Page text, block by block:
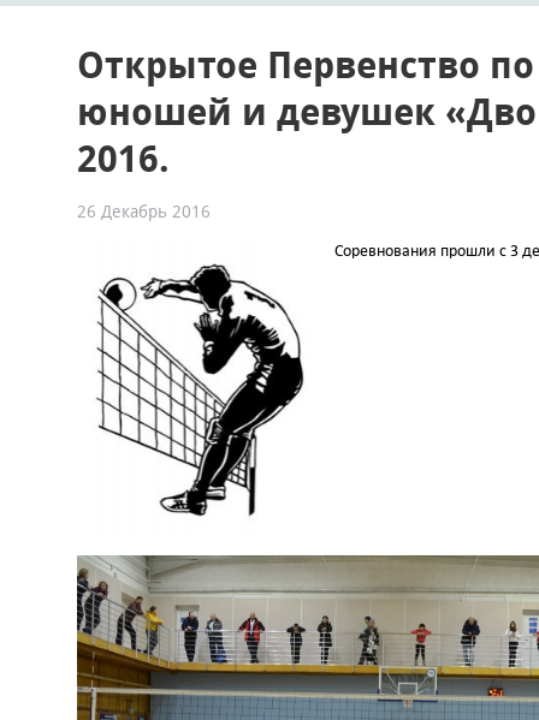
Открытое Первенство
юношей и девушек
2016.
26 Декабрь 2016
Соревнования прошли с 3